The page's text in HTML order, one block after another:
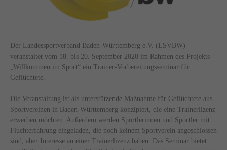
Der Landessportverband Baden-Württemberg e.V. (LSVBW)
veranstaltet vom 18. bis 20. September 2020 im Rahmen des Projekts
„Willkommen im Sport“ ein Trainer-Vorbereitungsseminar für
Geflüchtete.
Die Veranstaltung ist als unterstützende Maßnahme für Geflüchtete aus
Sportvereinen in Baden-Württemberg konzipiert, die eine Trainerlizenz
erwerben möchten. Außerdem werden Sportlerinnen und Sportler mit
Fluchterfahrung eingeladen, die noch keinem Sportverein angeschlossen
sind, aber Interesse an einer Trainerlizenz haben. Das Seminar bietet